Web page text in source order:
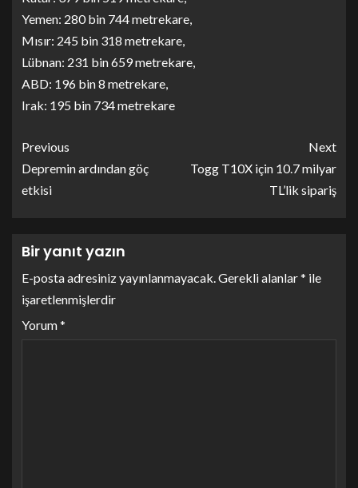
Yemen: 280 bin 744 metrekare,
Mısır: 245 bin 318 metrekare,
Lübnan: 231 bin 659 metrekare,
ABD: 196 bin 8 metrekare,
Irak: 195 bin 734 metrekare
Previous
Depremin ardından göç
etkisi
Next
Togg T10X için 10.7 milyar
TL’lik sipariş
Bir yanıt yazın
E-posta adresiniz yayınlanmayacak. Gerekli alanlar* ile
işaretlenmişlerdir
Yorum*